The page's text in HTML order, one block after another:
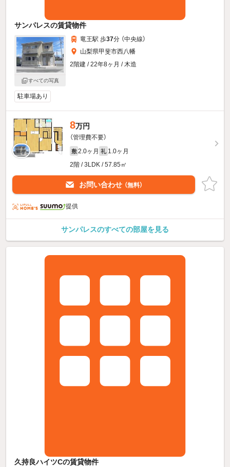
サンパレスの賃貸物件
すべての写真
竜王駅 歩37分 （中央線）
山梨県甲斐市西八幡
2階建 / 22年8ヶ月 / 木造
駐車場あり
8万円
（管理費不要）
敷 2.0ヶ月 礼 1.0ヶ月
2階 / 3LDK / 57.85㎡
お問い合わせ （無料）
提供
サンパレスのすべての部屋を見る
久持良ハイツCの賃貸物件